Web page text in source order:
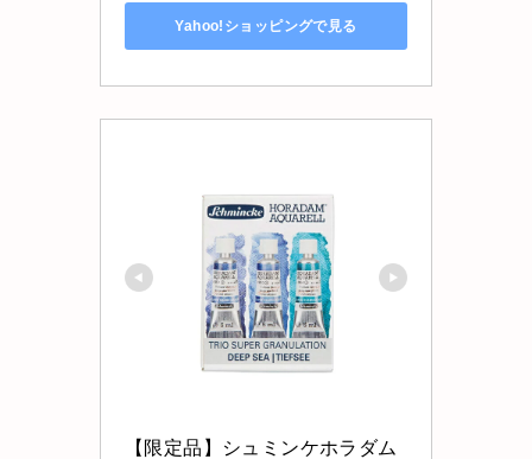
Yahoo!ショッピングで見る
【限定品】シュミンケホラダム